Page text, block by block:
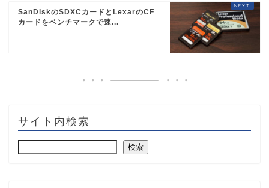
SanDiskのSDXCカードとLexarのCF
カードをベンチマークで速...
サイト内検索
検索